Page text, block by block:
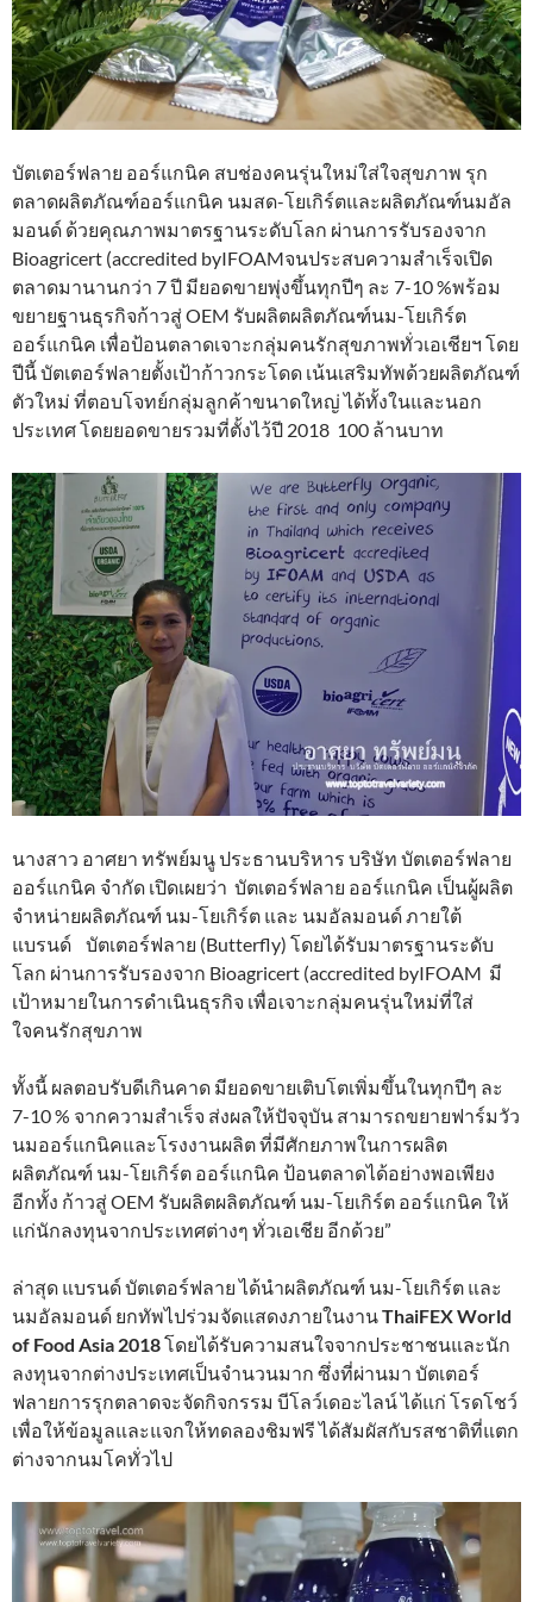
บัตเตอร์ฟลาย ออร์แกนิค สบช่องคนรุ่นใหม่ใส่ใจสุขภาพ รุก
ตลาดผลิตภัณฑ์ออร์แกนิค นมสด-โยเกิร์ตและผลิตภัณฑ์นมอัล
มอนด์ ด้วยคุณภาพมาตรฐานระดับโลก ผ่านการรับรองจาก
Bioagricert (accredited byIFOAMจนประสบความสำเร็จเปิด
ตลาดมานานกว่า 7 ปี มียอดขายพุ่งขึ้นทุกปีๆ ละ 7-10 %พร้อม
ขยายฐานธุรกิจก้าวสู่ OEM รับผลิตผลิตภัณฑ์นม-โยเกิร์ต
ออร์แกนิค เพื่อป้อนตลาดเจาะกลุ่มคนรักสุขภาพทั่วเอเชียฯ โดย
ปีนี้ บัตเตอร์ฟลายตั้งเป้าก้าวกระโดด เน้นเสริมทัพด้วยผลิตภัณฑ์
ตัวใหม่ ที่ตอบโจทย์กลุ่มลูกค้าขนาดใหญ่ ได้ทั้งในและนอก
ประเทศ โดยยอดขายรวมที่ตั้งไว้ปี 2018 100 ล้านบาท
นางสาว อาศยา ทรัพย์มนู ประธานบริหาร บริษัท บัตเตอร์ฟลาย
ออร์แกนิค จำกัด เปิดเผยว่า บัตเตอร์ฟลาย ออร์แกนิค เป็นผู้ผลิต
จำหน่ายผลิตภัณฑ์ นม-โยเกิร์ต และ นมอัลมอนด์ ภายใต้
แบรนด์ บัตเตอร์ฟลาย (Butterfly) โดยได้รับมาตรฐานระดับ
โลก ผ่านการรับรองจาก Bioagricert (accredited byIFOAM มี
เป้าหมายในการดำเนินธุรกิจ เพื่อเจาะกลุ่มคนรุ่นใหม่ที่ใส่
ใจคนรักสุขภาพ
ทั้งนี้ ผลตอบรับดีเกินคาด มียอดขายเติบโตเพิ่มขึ้นในทุกปีๆ ละ
7-10 % จากความสำเร็จ ส่งผลให้ปัจจุบัน สามารถขยายฟาร์มวัว
นมออร์แกนิคและโรงงานผลิต ที่มีศักยภาพในการผลิต
ผลิตภัณฑ์ นม-โยเกิร์ต ออร์แกนิค ป้อนตลาดได้อย่างพอเพียง
อีกทั้ง ก้าวสู่ OEM รับผลิตผลิตภัณฑ์ นม-โยเกิร์ต ออร์แกนิค ให้
แก่นักลงทุนจากประเทศต่างๆ ทั่วเอเชีย อีกด้วย”
ล่าสุด แบรนด์ บัตเตอร์ฟลาย ได้นำผลิตภัณฑ์ นม-โยเกิร์ต และ
นมอัลมอนด์ ยกทัพไปร่วมจัดแสดงภายในงานThaiFEX World
of Food Asia 2018โดยได้รับความสนใจจากประชาชนและนัก
ลงทุนจากต่างประเทศเป็นจำนวนมาก ซึ่งที่ผ่านมา บัตเตอร์
ฟลายการรุกตลาดจะจัดกิจกรรม บีโลว์เดอะไลน์ ได้แก่ โรดโชว์
เพื่อให้ข้อมูลและแจกให้ทดลองชิมฟรี ได้สัมผัสกับรสชาติที่แตก
ต่างจากนมโคทั่วไป